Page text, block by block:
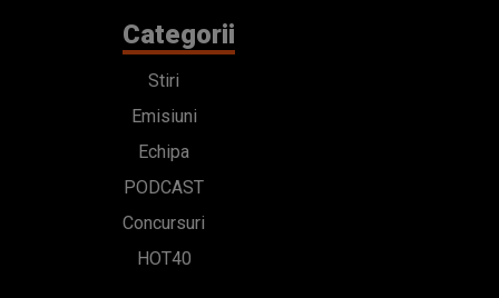
Categorii
Stiri
Emisiuni
Echipa
PODCAST
Concursuri
HOT40